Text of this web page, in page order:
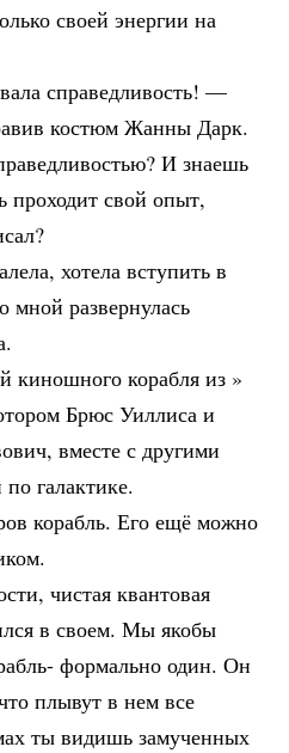
своей энергии на
справедливость! —
костюм Жанны Дарк.
И знаешь
проходит свой опыт,
хотела вступить в
мной развернулась
киношного корабля из »
Брюс Уиллиса и
вместе с другими
галактике.
корабль. Его ещё можно
чистая квантовая
в своем. Мы якобы
формально один. Он
плывут в нем все
ты видишь замученных